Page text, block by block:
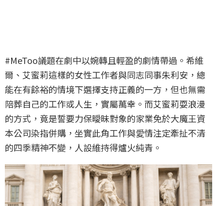
#MeToo議題在劇中以婉轉且輕盈的劇情帶過。希維
爾、艾蜜莉這樣的女性工作者與同志同事朱利安，總
能在有餘裕的情境下選擇支持正義的一方，但也無需
陪葬自己的工作或人生，實屬萬幸。而艾蜜莉耍浪漫
的方式，竟是誓要力保曖昧對象的家業免於大魔王資
本公司染指併購，坐實此角工作與愛情注定牽扯不清
的四季精神不變，人設維持得爐火純青。